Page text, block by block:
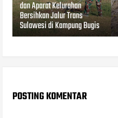
dan Aparat Kelurahan
Bersihkan Jalur Trans
Sulawesi di Kampung Bugis
POSTING KOMENTAR